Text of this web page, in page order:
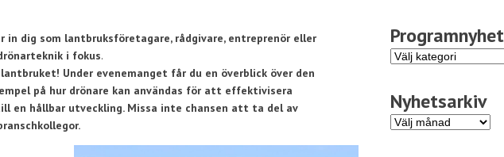
in dig som lantbruksföretagare, rådgivare, entreprenör eller
i fokus.
Under evenemanget får du en överblick över den
på hur drönare kan användas för att effektivisera
en hållbar utveckling. Missa inte chansen att ta del av
Programnyheter
Nyhetsarkiv
Nyhetsarkiv